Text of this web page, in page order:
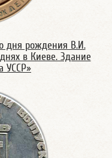
дня рождения В.И.
в Киеве. Здание
УССР»